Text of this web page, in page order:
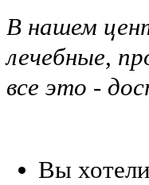
В нашем
лечебные,
все это -
Вы